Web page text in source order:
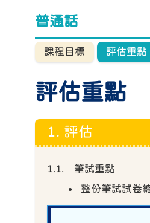
普通話
課程目標 評估重點
評估重點
1. 評估
1.1. 筆試重點
整份筆試試卷